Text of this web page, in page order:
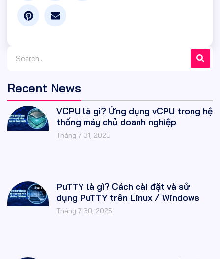
Recent News
VCPU là gì? Ứng dụng vCPU trong hệ
thống máy chủ doanh nghiệp
Tháng 7 31, 2025
PuTTY là gì? Cách cài đặt và sử
dụng PuTTY trên Linux / Windows
Tháng 7 30, 2025